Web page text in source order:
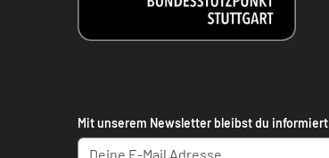
Mit unserem Newsletter bleibst du informiert